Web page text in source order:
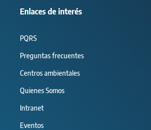
Enlaces de interés
PQRS
Preguntas frecuentes
Centros ambientales
Quienes Somos
Intranet
Eventos